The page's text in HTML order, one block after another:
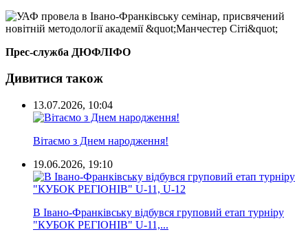
Прес-служба ДЮФЛІФО
Дивитися також
13.07.2026, 10:04
Вітаємо з Днем народження!
19.06.2026, 19:10
В Івано-Франківську відбувся груповий етап турніру
"КУБОК РЕГІОНІВ" U-11,...